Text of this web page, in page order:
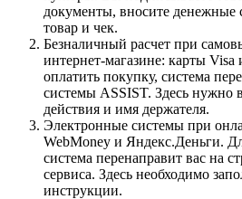
документы, вносите денежные
товар и чек.
Безналичный расчет при
интернет-магазине: карты
оплатить покупку, система
системы ASSIST. Здесь нужно
действия и имя держателя.
Электронные системы при
WebMoney и Яндекс.Деньги.
система перенаправит вас на
сервиса. Здесь необходимо
инструкции.